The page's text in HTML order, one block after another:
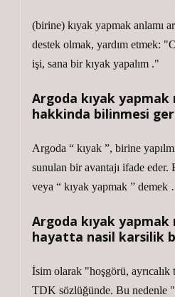
(birine) kıyak yapmak anlamı
destek olmak, yardım etmek:
işi, sana bir kıyak yapalım ."
Argoda kıyak yapmak
hakkinda bilinmesi
Argoda “ kıyak ”, birine
sunulan bir avantajı ifade eder.
veya “ kıyak yapmak ” demek
Argoda kıyak
hayatta nasil karsilik
İsim olarak "hoşgörü, ayrıcalık
TDK sözlüğünde. Bu nedenle